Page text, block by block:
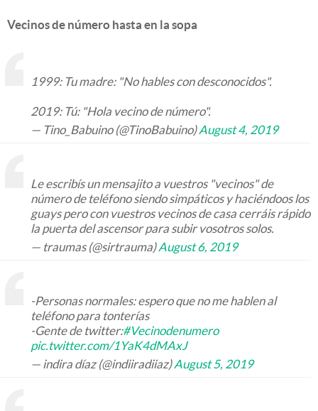
Vecinos de número hasta en la sopa
1999: Tu madre: "No hables con desconocidos".
2019: Tú: "Hola vecino de número".
— Tino_Babuino (@TinoBabuino)August 4, 2019
Le escribís un mensajito a vuestros "vecinos" de
número de teléfono siendo simpáticos y haciéndoos los
guays pero con vuestros vecinos de casa cerráis rápido
la puerta del ascensor para subir vosotros solos.
— traumas (@sirtrauma)August 6, 2019
-Personas normales: espero que no me hablen al
teléfono para tonterías
-Gente de twitter:#Vecinodenumero
pic.twitter.com/1YaK4dMAxJ
— indira díaz (@indiiradiiaz)August 5, 2019